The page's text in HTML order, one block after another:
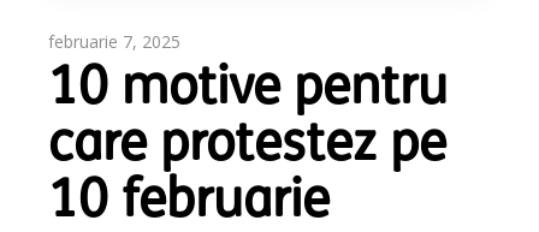
februarie 7, 2025
10 motive pentru
care protestez pe
10 februarie